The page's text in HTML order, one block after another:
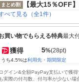
まとめ割 【最大15％OFF
べて見る（全1件）
買い物でもらえる特典最大
獲得 5%(28pt)
うち4.5%は利用先・期間限定
ログイン&全額PayPay支払いで獲
も実際の付与数、付与率が少ない場